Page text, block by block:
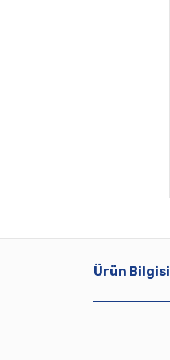
Ürün Bilgisi